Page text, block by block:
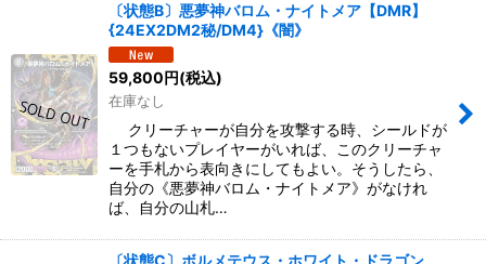
〔状態B〕悪夢神バロム・ナイトメア【DMR】
{24EX2DM2秘/DM4}《闇》
59,800円(税込)
在庫なし
クリーチャーが自分を攻撃する時、シールドが
１つもないプレイヤーがいれば、このクリーチャ
ーを手札から表向きにしてもよい。そうしたら、
自分の《悪夢神バロム・ナイトメア》がなけれ
ば、自分の山札…
〔状態C〕ボルメテウス・ホワイト・ドラゴン